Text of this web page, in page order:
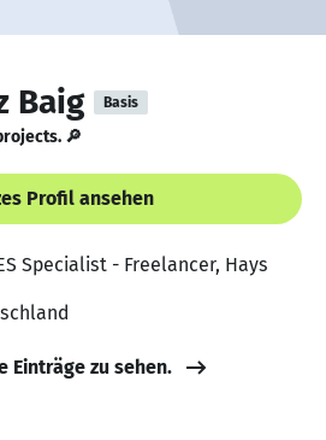
Baig Basis
🔎
Profil ansehen
Specialist - Freelancer, Hays
Einträge zu sehen.